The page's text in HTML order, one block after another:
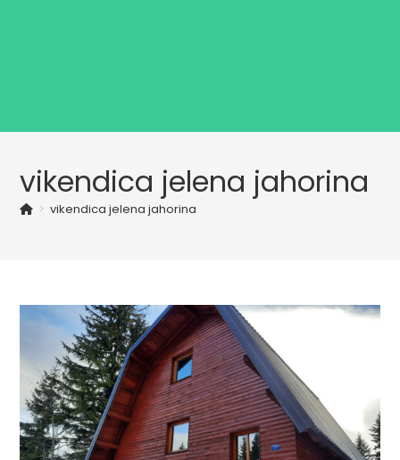
vikendica jelena jahorina
> vikendica jelena jahorina